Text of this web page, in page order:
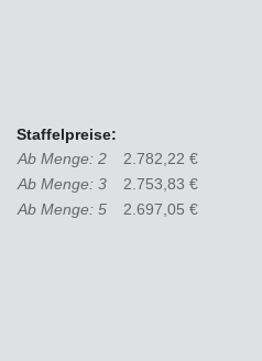
Staffelpreise:
Ab Menge: 2
2.782,22 €
Ab Menge: 3
2.753,83 €
Ab Menge: 5
2.697,05 €